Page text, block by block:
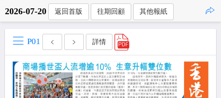
2026-07-20 返回首版 往期回顧 其他報紙
P01 詳情
點擊複製